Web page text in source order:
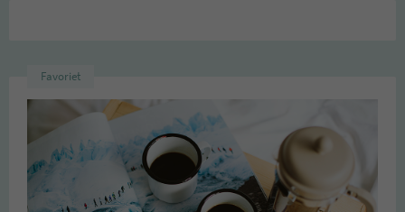
Favoriet